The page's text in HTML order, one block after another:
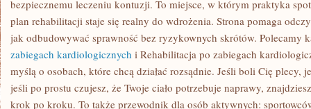
bezpiecznemu leczeniu kontuzji. To miejsce, w którym praktyka
plan rehabilitacji staje się realny do wdrożenia. Strona pomaga
jak odbudowywać sprawność bez ryzykownych skrótów. Polecamy
zabiegach kardiologicznych i Rehabilitacja po zabiegach
myślą o osobach, które chcą działać rozsądnie. Jeśli boli Cię plecy,
jeśli po prostu czujesz, że Twoje ciało potrzebuje naprawy,
krok po kroku. To także przewodnik dla osób aktywnych: